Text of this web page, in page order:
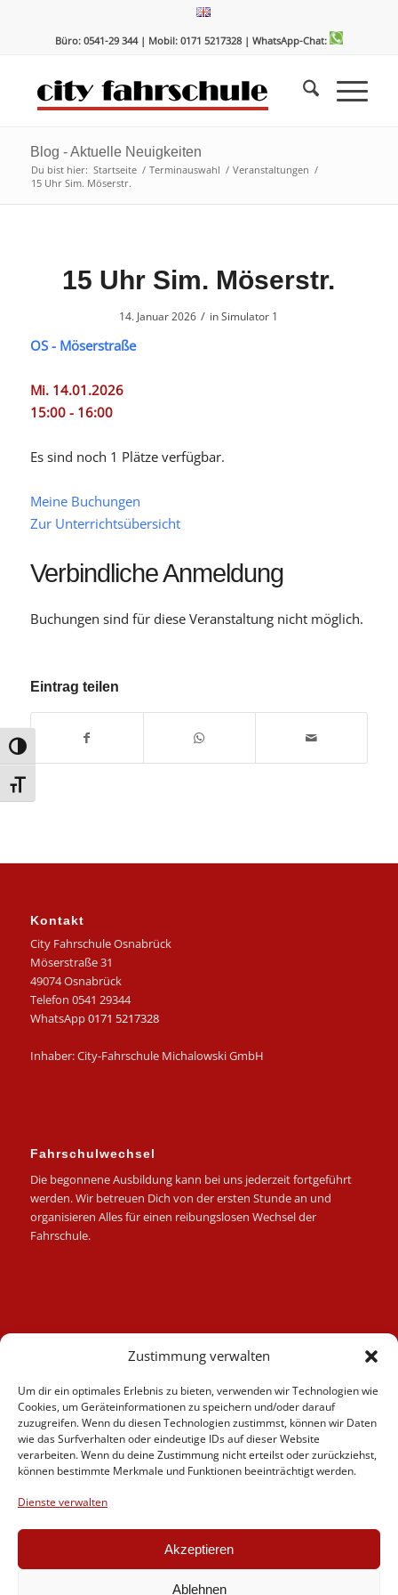
Zustimmung verwalten
Um dir ein optimales Erlebnis zu bieten, verwenden wir Technologien wie
Cookies, um Geräteinformationen zu speichern und/oder darauf
zuzugreifen. Wenn du diesen Technologien zustimmst, können wir Daten
wie das Surfverhalten oder eindeutige IDs auf dieser Website
verarbeiten. Wenn du deine Zustimmung nicht erteilst oder zurückziehst,
können bestimmte Merkmale und Funktionen beeinträchtigt werden.
Dienste verwalten
Akzeptieren
Ablehnen
Umschalten auf hohe Kontraste
Schrift vergrößern
Büro: 0541-29 344 | Mobil: 0171 5217328 | WhatsApp-Chat:
Blog - Aktuelle Neuigkeiten
Du bist hier: Startseite / Terminauswahl / Veranstaltungen /
15 Uhr Sim. Möserstr.
15 Uhr Sim. Möserstr.
14. Januar 2026 / inSimulator 1
OS - Möserstraße
Mi. 14.01.2026
15:00 - 16:00
Es sind noch 1 Plätze verfügbar.
Meine Buchungen
Zur Unterrichtsübersicht
Verbindliche Anmeldung
Buchungen sind für diese Veranstaltung nicht möglich.
Eintrag teilen
Kontakt
City Fahrschule Osnabrück
Möserstraße 31
49074 Osnabrück
Telefon 0541 29344
WhatsApp0171 5217328
Inhaber: City-Fahrschule Michalowski GmbH
Fahrschulwechsel
Die begonnene Ausbildung kann bei uns jederzeit fortgeführt
werden. Wir betreuen Dich von der ersten Stunde an und
organisieren Alles für einen reibungslosen Wechsel der
Fahrschule.
Fahrlehrer
Fahrschule
Motorrad
News
Videos